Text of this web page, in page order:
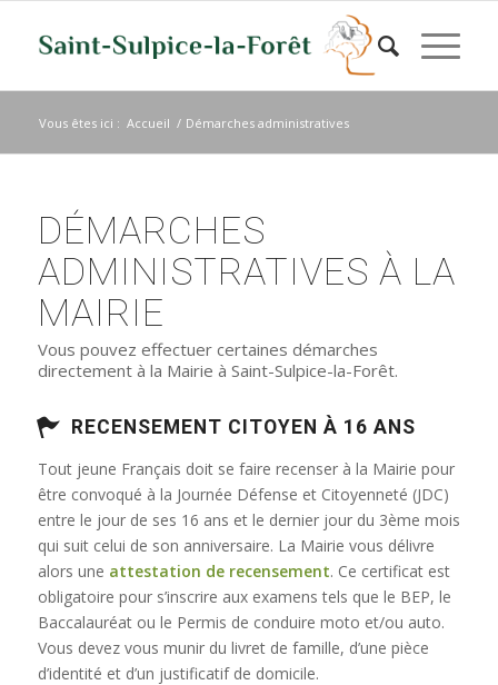
Vous êtes ici : Accueil / Démarches administratives
DÉMARCHES
ADMINISTRATIVES À LA
MAIRIE
Vous pouvez effectuer certaines démarches
directement à la Mairie à Saint-Sulpice-la-Forêt.
RECENSEMENT CITOYEN À 16 ANS
Tout jeune Français doit se faire recenser à la Mairie pour
être convoqué à la Journée Défense et Citoyenneté (JDC)
entre le jour de ses 16 ans et le dernier jour du 3ème mois
qui suit celui de son anniversaire. La Mairie vous délivre
alors une attestation de recensement. Ce certificat est
obligatoire pour s’inscrire aux examens tels que le BEP, le
Baccalauréat ou le Permis de conduire moto et/ou auto.
Vous devez vous munir du livret de famille, d’une pièce
d’identité et d’un justificatif de domicile.